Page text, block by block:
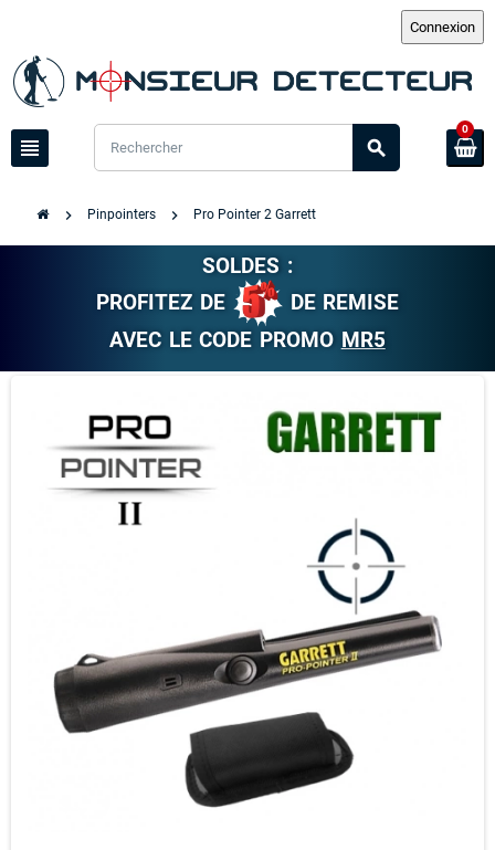
view_headline search
0
chevron_right Pinpointers chevron_right Pro Pointer 2 Garrett
SOLDES :
PROFITEZ DE
DE REMISE
AVEC LE CODE PROMO MR5